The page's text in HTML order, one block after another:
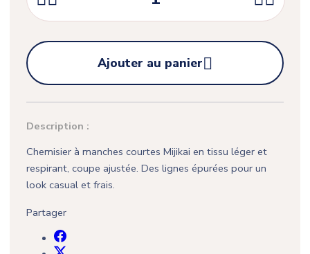
(1 avis)

Ajouter au panier
Description :
Chemisier à manches courtes Mijikai en tissu léger et
respirant, coupe ajustée. Des lignes épurées pour un
look casual et frais.
Partager